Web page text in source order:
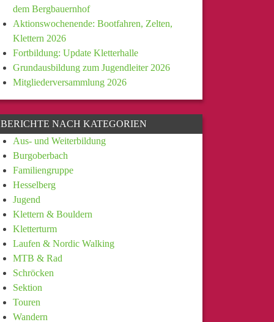
dem Bergbauernhof
Aktionswochenende: Bootfahren, Zelten,
Klettern 2026
Fortbildung: Update Kletterhalle
Grundausbildung zum Jugendleiter 2026
Mitgliederversammlung 2026
BERICHTE NACH KATEGORIEN
Aus- und Weiterbildung
Burgoberbach
Familiengruppe
Hesselberg
Jugend
Klettern & Bouldern
Kletterturm
Laufen & Nordic Walking
MTB & Rad
Schröcken
Sektion
Touren
Wandern